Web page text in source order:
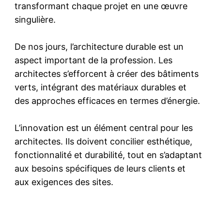
transformant chaque projet en une œuvre
singulière.
De nos jours, l’architecture durable est un
aspect important de la profession. Les
architectes s’efforcent à créer des bâtiments
verts, intégrant des matériaux durables et
des approches efficaces en termes d’énergie.
L’innovation est un élément central pour les
architectes. Ils doivent concilier esthétique,
fonctionnalité et durabilité, tout en s’adaptant
aux besoins spécifiques de leurs clients et
aux exigences des sites.